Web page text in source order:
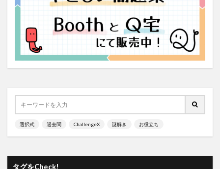
選択式 過去問 ChallengeX 謎解き お役立ち
タグをCheck!